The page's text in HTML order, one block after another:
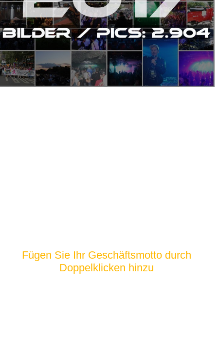
Fügen Sie Ihr Geschäftsmotto durch
Doppelklicken hinzu